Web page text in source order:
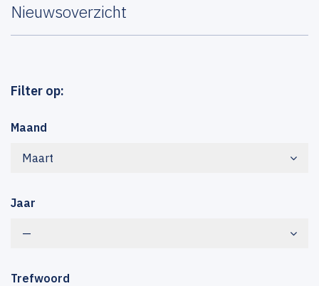
Nieuwsoverzicht
Filter op:
Maand
Maart
Jaar
—
Trefwoord